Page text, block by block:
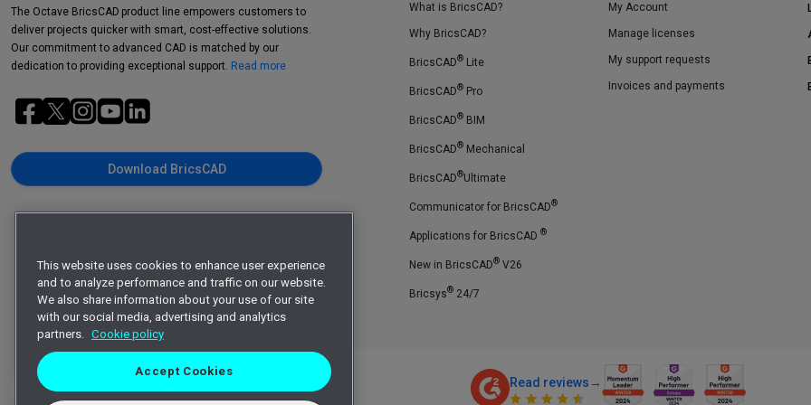
The Octave BricsCAD product line empowers customers to
deliver projects quicker with smart, cost-effective solutions.
Our commitment to advanced CAD is matched by our
dedication to providing exceptional support. Read more
Download BricsCAD
What is BricsCAD?
Why BricsCAD?
BricsCAD® Lite
BricsCAD® Pro
BricsCAD® BIM
BricsCAD® Mechanical
BricsCAD®Ultimate
Communicator for BricsCAD®
Applications for BricsCAD ®
New in BricsCAD® V26
Bricsys® 24/7
My Account
Manage licenses
My support requests
Invoices and payments
Read reviews →
This website uses cookies to enhance user experience
and to analyze performance and traffic on our website.
We also share information about your use of our site
with our social media, advertising and analytics
partners.
Cookie policy
Accept Cookies